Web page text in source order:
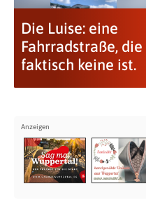
Die Luise: eine
Fahrradstraße, die
faktisch keine ist.